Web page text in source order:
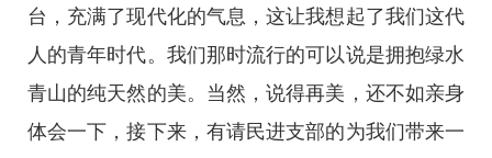
台，充满了现代化的气息，这让我想起了我们这代
人的青年时代。我们那时流行的可以说是拥抱绿水
青山的纯天然的美。当然，说得再美，还不如亲身
体会一下，接下来，有请民进支部的为我们带来一